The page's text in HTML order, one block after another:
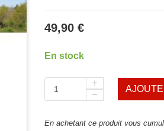
49,90 €
En stock
En achetant ce produit vous